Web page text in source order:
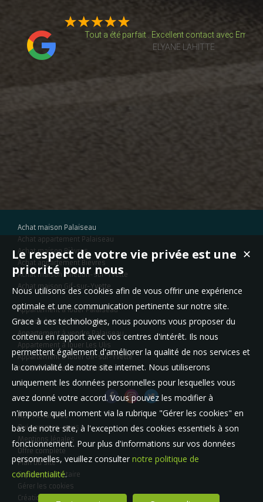
Tout a été parfait . Excellent contact avec
ELYANE LAHITTE
un…
J'ai croisé la route de la chaleureuse équipe Logis
dans le cadre d'une acquisition coup de cœur.
Fanny Jambon
Je recommande particulièrement l'équipe de
notamment Emmanuelle De Santi, l'agent à qui j'ai
Mathieu Planquais
Nous avons été très bien accompagnés tout le
achat coup de cœur par cette agence. Mme De Santi
Achat maison Palaiseau
Achat appartement Palaiseau
Achat maison Bièvres
Achat appartement Bièvres
Achat maison Villebon-sur-Yvette
Achat maison Gif-sur-Yvette
Appartement à louer Palaiseau
Maison à vendre Palaiseau
Appartement à vendre Palaiseau
Appartement à louer Les Ulis
Appartement à louer Gif-sur-Yvette
Maison à vendre Villebon-sur-Yvette
Nos Honoraires
Qui sommes-nous
Mentions légales
Offre complète
Plan du site
Espace propriétaire
Gérer les cookies
Création site internet
✕
Le respect de votre vie privée est une
priorité pour nous
Nous utilisons des cookies afin de vous offrir une expérience
optimale et une communication pertinente sur notre site.
Grace à ces technologies, nous pouvons vous proposer du
contenu en rapport avec vos centres d'intérêt. Ils nous
permettent également d'améliorer la qualité de nos services et
la convivialité de notre site internet. Nous utiliserons
uniquement les données personnelles pour lesquelles vous
avez donné votre accord. Vous pouvez les modifier à
n'importe quel moment via la rubrique "Gérer les cookies" en
bas de notre site, à l'exception des cookies essentiels à son
fonctionnement. Pour plus d'informations sur vos données
personnelles, veuillez consulter notre politique de
confidentialité.